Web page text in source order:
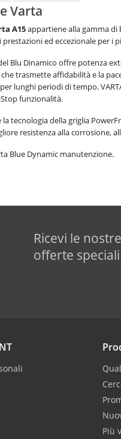
Varta
A15appartiene alla gamma di
ed eccezionale per i
Blu Dinamico offre potenza
trasmette affidabilità e la
lunghi periodi di tempo.
funzionalità.
tecnologia della griglia
resistenza alla corrosione,
Blue Dynamic manutenzione.
Ricevi le
offerte speciali
Più